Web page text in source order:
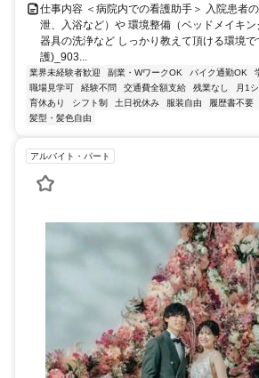
仕事内容 ＜病院内での看護助手＞ 入院患者
泄、入浴など）や 環境整備（ベッドメイキ
器具の洗浄など しっかり教えて頂ける環境
護)_903...
業界未経験者歓迎 副業・WワークOK バイク通勤OK
職場見学可
経験不問 交通費全額支給 残業なし 月1
育休あり
シフト制 土日祝休み 服装自由 履歴書不要
髪型・髪色自由
アルバイト・パート